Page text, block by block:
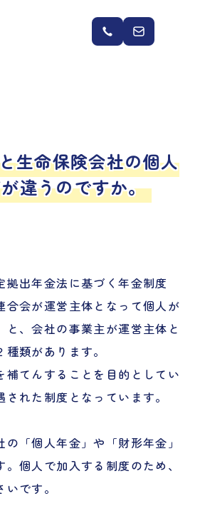
生命保険会社の個人
違うのですか。
拠出年金法に基づく年金制度
合会が運営主体となって個人が
と、会社の事業主が運営主体と
類があります。
補てんすることを目的としてい
れた制度となっています。
「個人年金」や「財形年金」
個人で加入する制度のため、
です。